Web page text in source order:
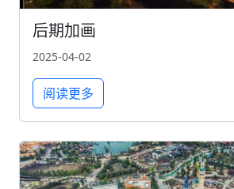
后期加画
2025-04-02
阅读更多